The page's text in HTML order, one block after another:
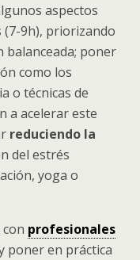
aspectos
(7-9h), priorizando
balanceada; poner
como los
o técnicas de
a acelerar este
reduciendo la
del estrés
yoga o
profesionales
poner en práctica